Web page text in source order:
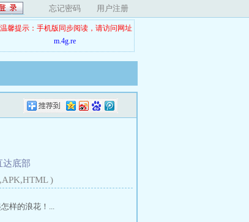
忘记密码 用户注册
温馨提示：手机版同步阅读，请访问网址
m.4g.re
达底部
)
样的浪花！...